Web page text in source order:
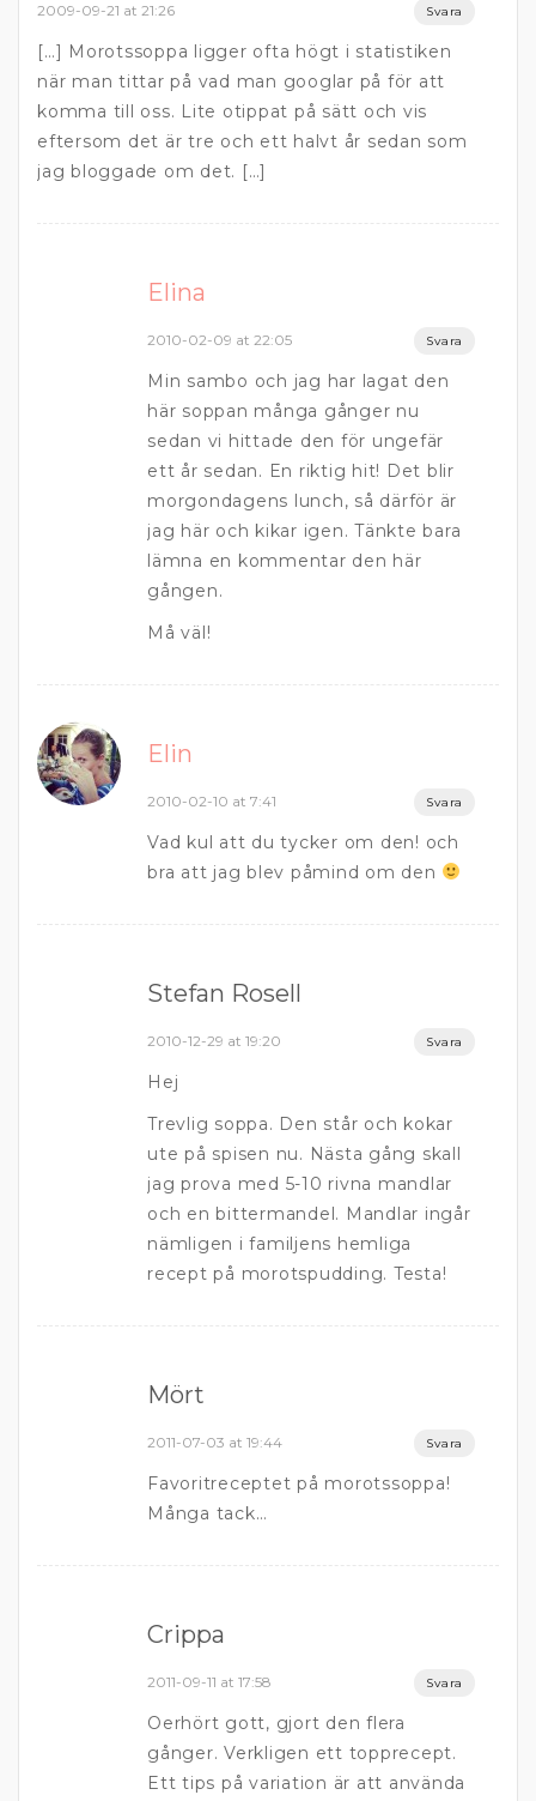
2009-09-21 at 21:26 Svara
[…] Morotssoppa ligger ofta högt i statistiken
när man tittar på vad man googlar på för att
komma till oss. Lite otippat på sätt och vis
eftersom det är tre och ett halvt år sedan som
jag bloggade om det. […]
Elina
2010-02-09 at 22:05 Svara
Min sambo och jag har lagat den
här soppan många gånger nu
sedan vi hittade den för ungefär
ett år sedan. En riktig hit! Det blir
morgondagens lunch, så därför är
jag här och kikar igen. Tänkte bara
lämna en kommentar den här
gången.
Må väl!
Elin
2010-02-10 at 7:41 Svara
Vad kul att du tycker om den! och
bra att jag blev påmind om den
Stefan Rosell
2010-12-29 at 19:20 Svara
Hej
Trevlig soppa. Den står och kokar
ute på spisen nu. Nästa gång skall
jag prova med 5-10 rivna mandlar
och en bittermandel. Mandlar ingår
nämligen i familjens hemliga
recept på morotspudding. Testa!
Mört
2011-07-03 at 19:44 Svara
Favoritreceptet på morotssoppa!
Många tack…
Crippa
2011-09-11 at 17:58 Svara
Oerhört gott, gjort den flera
gånger. Verkligen ett topprecept.
Ett tips på variation är att använda